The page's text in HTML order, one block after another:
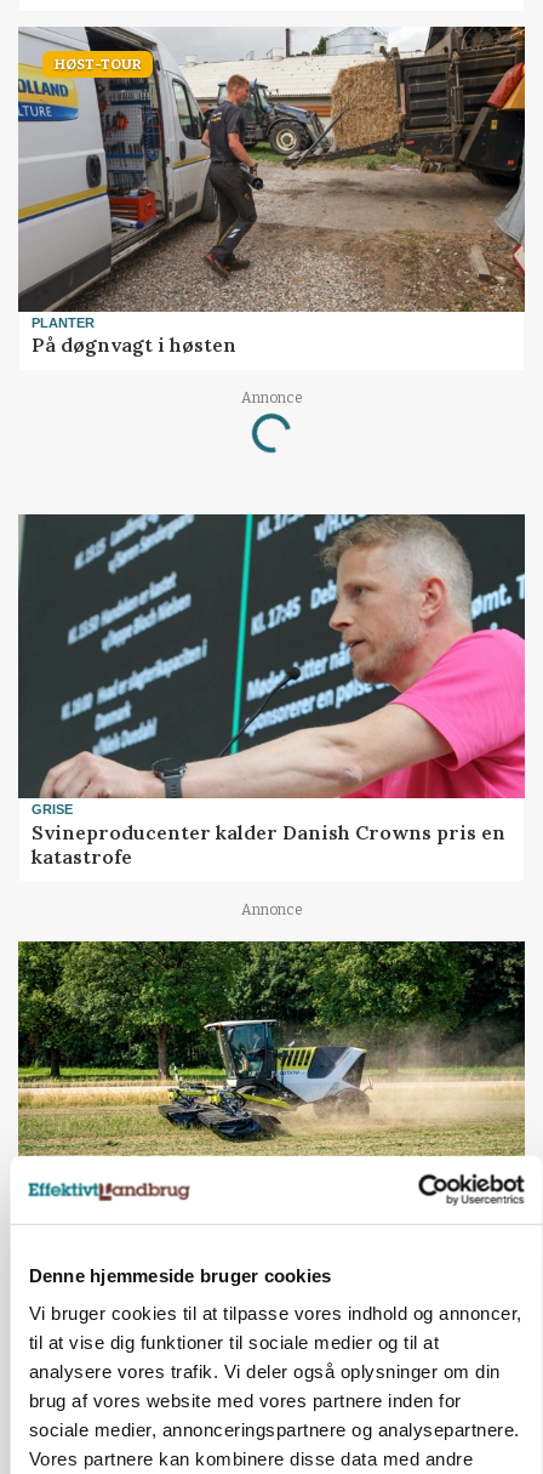
Denne hjemmeside bruger cookies
Vi bruger cookies til at tilpasse vores indhold og annoncer,
til at vise dig funktioner til sociale medier og til at
analysere vores trafik. Vi deler også oplysninger om din
brug af vores website med vores partnere inden for
sociale medier, annonceringspartnere og analysepartnere.
Vores partnere kan kombinere disse data med andre
HØST-TOUR
PLANTER
På døgnvagt i høsten
Annonce
Loading...
GRISE
Svineproducenter kalder Danish Crowns pris en
katastrofe
Annonce
Annonce
ARRANGEMENT
Markvandring sætter fokus på elefantgræs
Annonce